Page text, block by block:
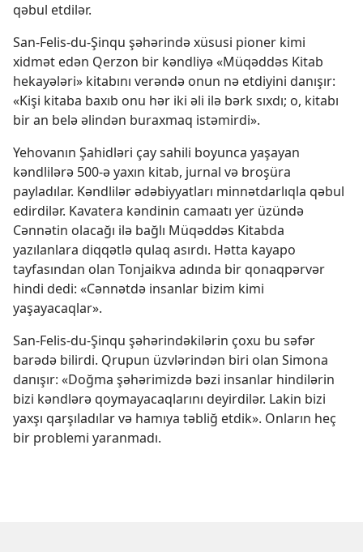
qəbul etdilər.
San-Felis-du-Şinqu şəhərində xüsusi pioner kimi
xidmət edən Qerzon bir kəndliyə «Müqəddəs Kitab
hekayələri» kitabını verəndə onun nə etdiyini danışır:
«Kişi kitaba baxıb onu hər iki əli ilə bərk sıxdı; o, kitabı
bir an belə əlindən buraxmaq istəmirdi».
Yehovanın Şahidləri çay sahili boyunca yaşayan
kəndlilərə 500-ə yaxın kitab, jurnal və broşüra
payladılar. Kəndlilər ədəbiyyatları minnətdarlıqla qəbul
edirdilər. Kavatera kəndinin camaatı yer üzündə
Cənnətin olacağı ilə bağlı Müqəddəs Kitabda
yazılanlara diqqətlə qulaq asırdı. Hətta kayapo
tayfasından olan Tonjaikva adında bir qonaqpərvər
hindi dedi: «Cənnətdə insanlar bizim kimi
yaşayacaqlar».
San-Felis-du-Şinqu şəhərindəkilərin çoxu bu səfər
barədə bilirdi. Qrupun üzvlərindən biri olan Simona
danışır: «Doğma şəhərimizdə bəzi insanlar hindilərin
bizi kəndlərə qoymayacaqlarını deyirdilər. Lakin bizi
yaxşı qarşıladılar və hamıya təbliğ etdik». Onların heç
bir problemi yaranmadı.